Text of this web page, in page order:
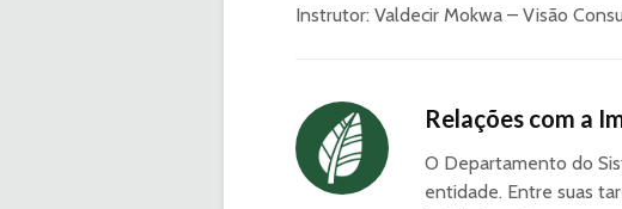
Instrutor: Valdecir Mokwa – Visão
Relações com a
O Departamento do
entidade. Entre suas